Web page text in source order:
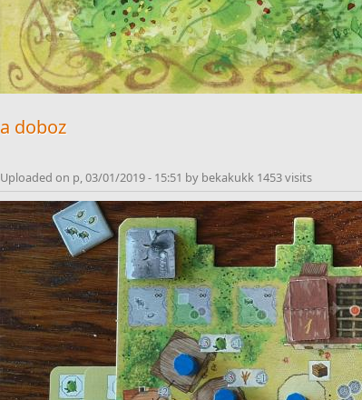
a doboz
Uploaded on p, 03/01/2019 - 15:51 by bekakukk 1453 visits